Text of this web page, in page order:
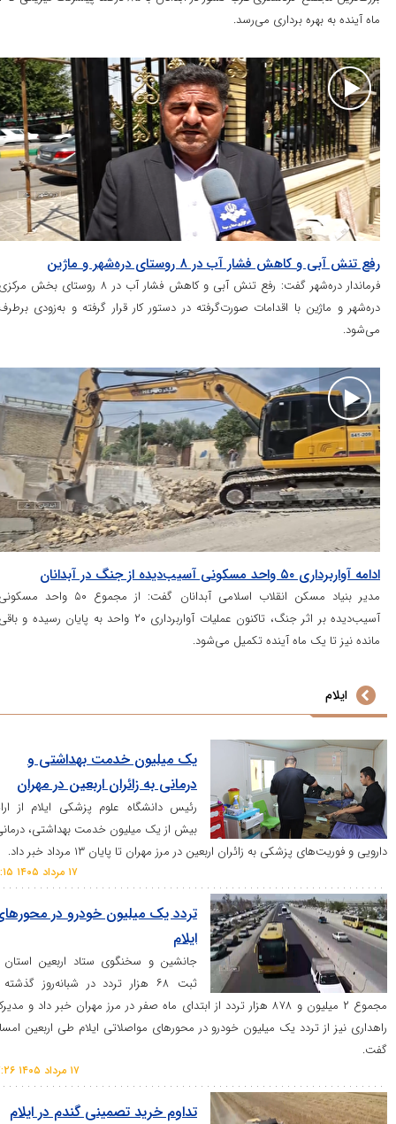
به بهره برداری می‌رسد.
و کاهش فشار آب در ۸ روستای دره‌شهر و ماژین
فرماندار دره‌شهر گفت: رفع تنش آبی و کاهش فشار آب در ۸ روستای بخش مرکزی
ماژین با اقدامات صورت‌گرفته در دستور کار قرار گرفته و به‌زودی برطرف
آسیب‌دیده از جنگ در آبدانان
مدیر بنیاد مسکن انقلاب اسلامی آبدانان گفت: از مجموع ۵۰ واحد مسکونی
آسیب‌دیده بر اثر جنگ، تاکنون عملیات آواربرداری ۲۰ واحد به پایان رسیده و باقی
تا یک ماه آینده تکمیل می‌شود.
یک میلیون خدمت بهداشتی و
درمانی به زائران اربعین در مهران
رئیس دانشگاه علوم پزشکی ایلام از ارائه
بیش از یک میلیون خدمت بهداشتی، درمانی،
پزشکی به زائران اربعین در مرز مهران تا پایان ۱۳ مرداد خبر داد.
تردد یک میلیون خودرو در محور‌های
ایلام
جانشین و سخنگوی ستاد اربعین استان از
ثبت ۶۸ هزار تردد در شبانه‌روز گذشته و
مجموع ۲ میلیون و ۸۷۸ هزار تردد از ابتدای ماه صفر در مرز مهران خبر داد و مدیرکل
از تردد یک میلیون خودرو در محور‌های مواصلاتی ایلام طی اربعین امسال
تداوم خرید تصمینی گندم در ایلام